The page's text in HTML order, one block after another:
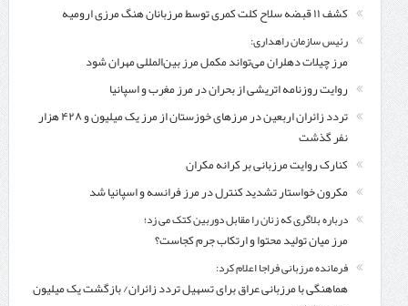
کشف ۱۱ قبضه سلاح کلت کمری توسط مرزبانان هنگ مرزی ارومیه
رئیس سازمان راهداری:
مرز چیلات دهلران می‌تواند مکمل مرز بین‌المللی مهران شود
روایت روزنامه اتریشی از بحران در مرز مغرب و اسپانیا
تردد زائران اربعین در مرزهای خوزستان از مرز یک میلیون و ۴۲۸ هزار
نفر گذشت
کنارک روایت مرزبانی بر کرانه مکران
مکرون خواستار تشدید کنترل‌ در مرز فرانسه و اسپانیا شد
درباره بلاگری که زنان را مقابل دوربین کتک می زد؛
مرز میان تولید محتوا و ارتکاب جرم کجاست؟
فرمانده مرزبانی فراجا اعلام کرد:
هماهنگی با مرزبانی عراق برای تسهیل تردد زائران/ بازگشت یک میلیون